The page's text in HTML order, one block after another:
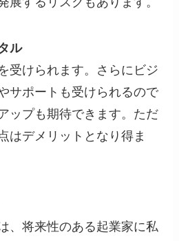
ル
受けられます。さらにビジ
サポートも受けられるので
ップも期待できます。ただ
はデメリットとなり得ま
、将来性のある起業家に私